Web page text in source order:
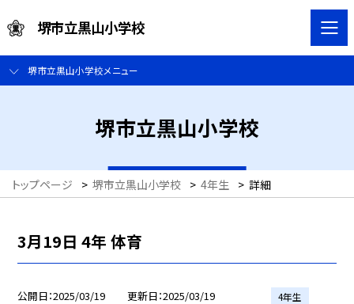
堺市立黒山小学校
堺市立黒山小学校メニュー
堺市立黒山小学校
トップページ > 堺市立黒山小学校 > 4年生 > 詳細
3月19日 4年 体育
公開日 2025/03/19 更新日 2025/03/19 4年生